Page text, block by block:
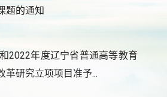
题的通知
2022年度辽宁省普通高等教育
革研究立项项目准予...